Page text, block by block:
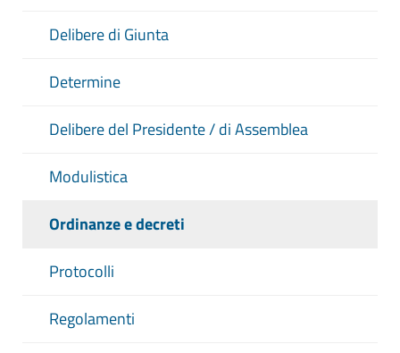
Delibere di Giunta
Determine
Delibere del Presidente / di Assemblea
Modulistica
Ordinanze e decreti
Protocolli
Regolamenti